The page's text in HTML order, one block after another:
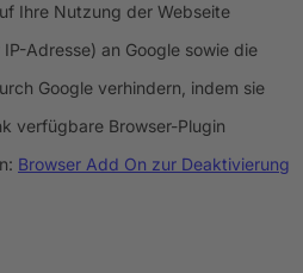
Ihre Nutzung der Webseite
Adresse) an Google sowie die
Google verhindern, indem sie
verfügbare Browser-Plugin
Browser Add On zur Deaktivierung